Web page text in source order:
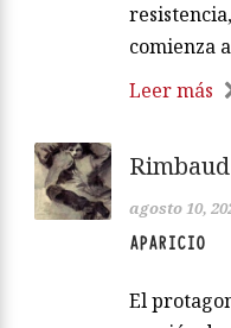
comienza
Leer más
agosto 10,
APARICIO
El